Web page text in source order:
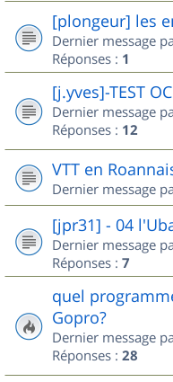
[plongeur] les
Dernier message
Réponses : 1
[j.yves]-TEST
Dernier message
Réponses : 12
VTT en
Dernier message
[jpr31] - 04
Dernier message
Réponses : 7
quel
Gopro?
Dernier message
Réponses : 28